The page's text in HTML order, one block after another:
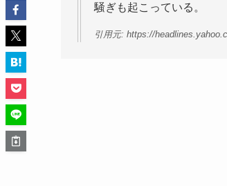
騒ぎも起こっている。
引用元: https://